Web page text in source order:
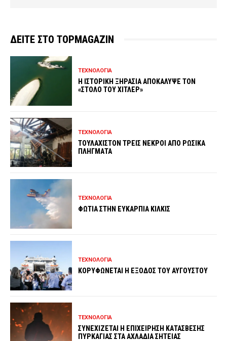
ΔΕΙΤΕ ΣΤΟ TOPMAGAZIN
ΤΕΧΝΟΛΟΓΙΑ
Η ΙΣΤΟΡΙΚΗ ΞΗΡΑΣΙΑ ΑΠΟΚΑΛΥΨΕ ΤΟΝ
«ΣΤΟΛΟ ΤΟΥ ΧΙΤΛΕΡ»
ΤΕΧΝΟΛΟΓΙΑ
ΤΟΥΛΑΧΙΣΤΟΝ ΤΡΕΙΣ ΝΕΚΡΟΙ ΑΠΟ ΡΩΣΙΚΑ
ΠΛΗΓΜΑΤΑ
ΤΕΧΝΟΛΟΓΙΑ
ΦΩΤΙΑ ΣΤΗΝ ΕΥΚΑΡΠΙΑ ΚΙΛΚΙΣ
ΤΕΧΝΟΛΟΓΙΑ
ΚΟΡΥΦΩΝΕΤΑΙ Η ΕΞΟΔΟΣ ΤΟΥ ΑΥΓΟΥΣΤΟΥ
ΤΕΧΝΟΛΟΓΙΑ
ΣΥΝΕΧΙΖΕΤΑΙ Η ΕΠΙΧΕΙΡΗΣΗ ΚΑΤΑΣΒΕΣΗΣ
ΠΥΡΚΑΓΙΑΣ ΣΤΑ ΑΧΛΑΔΙΑ ΣΗΤΕΙΑΣ